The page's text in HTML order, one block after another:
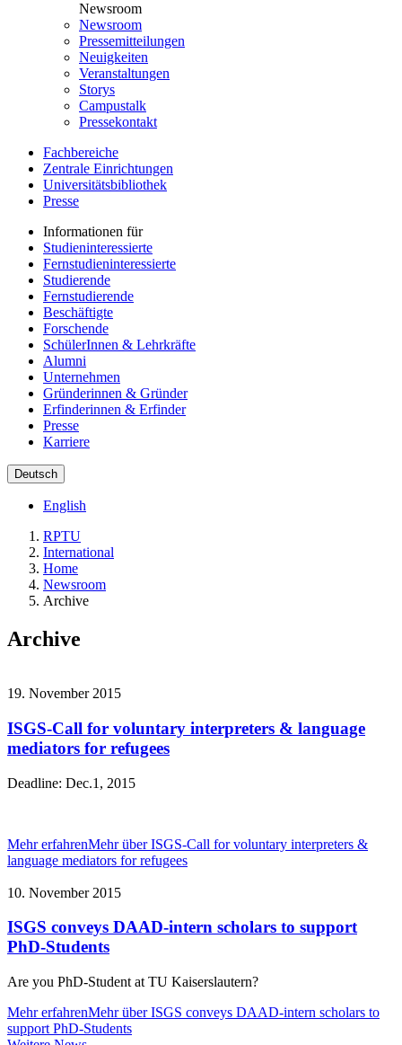
Newsroom
Newsroom
Pressemitteilungen
Neuigkeiten
Veranstaltungen
Storys
Campustalk
Pressekontakt
Fachbereiche
Zentrale Einrichtungen
Universitätsbibliothek
Presse
Informationen für
Studieninteressierte
Fernstudieninteressierte
Studierende
Fernstudierende
Beschäftigte
Forschende
SchülerInnen & Lehrkräfte
Alumni
Unternehmen
Gründerinnen & Gründer
Erfinderinnen & Erfinder
Presse
Karriere
Deutsch
English
RPTU
International
Home
Newsroom
Archive
Archive
19. November 2015
ISGS-Call for voluntary interpreters & language
mediators for refugees
Deadline: Dec.1, 2015
Mehr erfahrenMehr über ISGS-Call for voluntary interpreters &
language mediators for refugees
10. November 2015
ISGS conveys DAAD-intern scholars to support
PhD-Students
Are you PhD-Student at TU Kaiserslautern?
Mehr erfahrenMehr über ISGS conveys DAAD-intern scholars to
support PhD-Students